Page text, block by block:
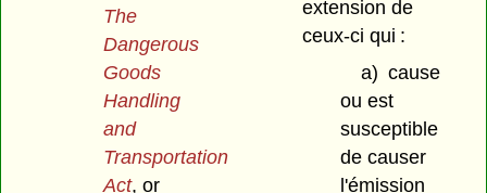
The
Dangerous
Goods
Handling
and
Transportation
Act, or
extension de
ceux-ci qui :
a) cause
ou est
susceptible
de causer
l'émission